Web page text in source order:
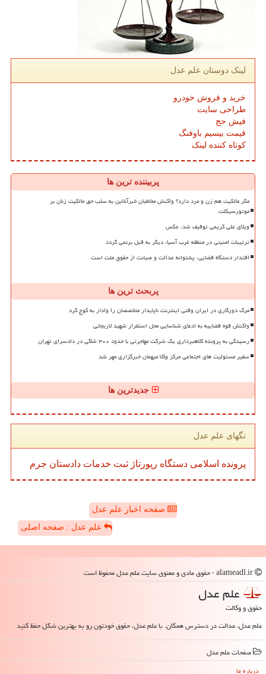
لینک دوستان علم عدل
خرید و فروش خودرو
طراحی سایت
فیش حج
قیمت بیسیم باوفنگ
کوتاه کننده لینک
پربیننده ترین ها
مگر مالکیت هم زن و مرد دارد؟ واکنش مخاطبان خبرآنلاین به سلب حق مالکیت زنان بر
موتورسیکلت
ویلای علی کریمی توقیف شد، عکس
ترتیبات امنیتی در منطقه غرب آسیا، دیگر به قبل برنمی گردد
اقتدار دستگاه قضایی، پشتوانه عدالت و صیانت از حقوق ملت است
پربحث ترین ها
مرگ دورکاری در ایران وقتی اینترنت ناپایدار متخصصان را وادار به کوچ کرد
واکنش قوه قضاییه به ادعای شناسایی محل استقرار شهید لاریجانی
رسیدگی به پرونده کلاهبرداری یک شرکت مهاجرتی با حدود ۳۰۰ شاکی در دادسرای تهران
سفیر مسئولیت های اجتماعی مرکز وکلا میهمان خبرگزاری مهر شد
جدیدترین ها
تگهای علم عدل
پرونده اسلامی دستگاه رپورتاژ ثبت خدمات دادستان جرم
صفحه اخبار علم عدل
علم عدل : صفحه اصلی
علم عدل
حقوق و وکالت
علم عدل، عدالت در دسترس همگان. با علم عدل، حقوق خودتون رو به بهترین شکل حفظ کنید
صفحات علم عدل
درباره ما